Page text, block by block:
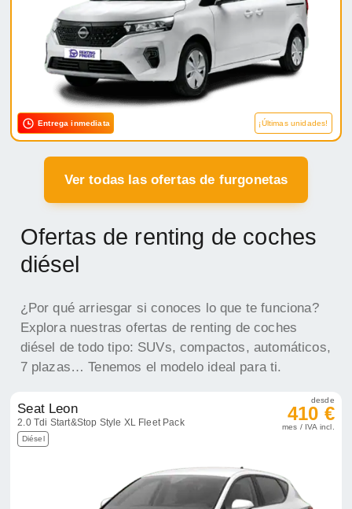
Entrega inmediata ¡Últimas unidades!
Ver todas las ofertas de furgonetas
Ofertas de renting de coches
diésel
¿Por qué arriesgar si conoces lo que te funciona?
Explora nuestras ofertas de renting de coches
diésel de todo tipo: SUVs, compactos, automáticos,
7 plazas… Tenemos el modelo ideal para ti.
Seat Leon
2.0 Tdi Start&Stop Style XL Fleet Pack
Diésel
desde
410 €
mes / IVA incl.